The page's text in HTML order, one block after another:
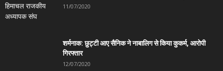
11/07/2020
शर्मनाक: छुट्टी आए सैनिक ने नाबालिग से किया कुकर्म, आरोपी
गिरफ्तार
12/07/2020